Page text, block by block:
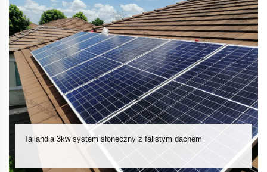
Tajlandia 3kw system słoneczny z falistym dachem